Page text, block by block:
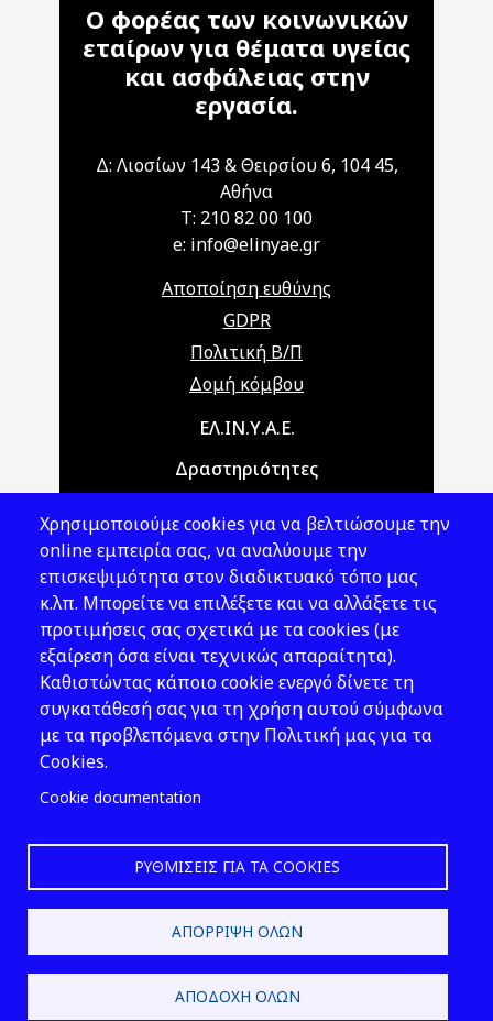
Ο φορέας των κοινωνικών
εταίρων για θέματα υγείας
και ασφάλειας στην
εργασία.
Δ: Λιοσίων 143 & Θειρσίου 6, 104 45,
Αθήνα
T: 210 82 00 100
e: info@elinyae.gr
Αποποίηση ευθύνης
GDPR
Πολιτική Β/Π
Δομή κόμβου
Main navigationΕΛ.ΙΝ.Υ.Α.Ε.
Δραστηριότητες
Νομοθεσία
Εκδόσεις
Νέα - Εκδηλώσεις
Ακολουθήστε μας
Χρησιμοποιούμε cookies για να βελτιώσουμε την
online εμπειρία σας, να αναλύουμε την
επισκεψιμότητα στον διαδικτυακό τόπο μας
κ.λπ. Μπορείτε να επιλέξετε και να αλλάξετε τις
προτιμήσεις σας σχετικά με τα cookies (με
εξαίρεση όσα είναι τεχνικώς απαραίτητα).
Καθιστώντας κάποιο cookie ενεργό δίνετε τη
συγκατάθεσή σας για τη χρήση αυτού σύμφωνα
με τα προβλεπόμενα στην Πολιτική μας για τα
Cookies.
Cookie documentation
ΡΥΘΜΊΣΕΙΣ ΓΙΑ ΤΑ COOKIES
ΑΠΌΡΡΙΨΗ ΌΛΩΝ
ΑΠΟΔΟΧΉ ΌΛΩΝ
2026 © ΕΛ.ΙΝ.Υ.Α.Ε.
Design & Development by